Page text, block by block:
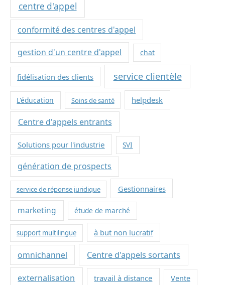
centre d'appel
conformité des centres d'appel
gestion d'un centre d'appel chat
fidélisation des clients service clientèle
L'éducation Soins de santé helpdesk
Centre d'appels entrants
Solutions pour l'industrie SVI
génération de prospects
service de réponse juridique Gestionnaires
marketing étude de marché
support multilingue à but non lucratif
omnichannel Centre d'appels sortants
externalisation travail à distance Vente